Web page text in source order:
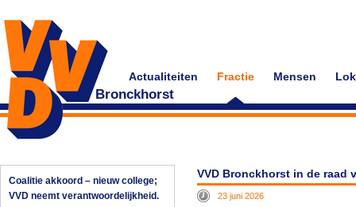
Bronckhorst
Actualiteiten Fractie Mensen
Coalitie akkoord – nieuw college;
VVD neemt verantwoordelijkheid.
VVD Bronckhorst in de raad
23 juni 2026